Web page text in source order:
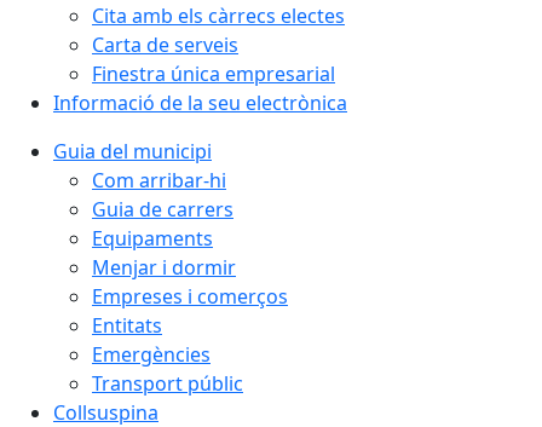
Cita amb els càrrecs electes
Carta de serveis
Finestra única empresarial
Informació de la seu electrònica
Guia del municipi
Com arribar-hi
Guia de carrers
Equipaments
Menjar i dormir
Empreses i comerços
Entitats
Emergències
Transport públic
Collsuspina